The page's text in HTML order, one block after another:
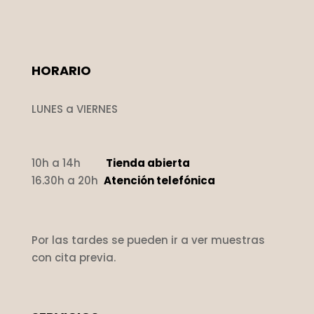
HORARIO
LUNES a VIERNES
10h a 14h Tienda abierta
16.30h a 20h Atención telefónica
Por las tardes se pueden ir a ver muestras
con cita previa.